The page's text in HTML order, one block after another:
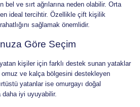
bel ve sırt ağrılarına neden olabilir. Orta
ideal tercihtir. Özellikle çift kişilik
sağlamak önemlidir.
Göre Seçim
kişiler için farklı destek sunan yataklar
ve kalça bölgesini destekleyen
yatanlar ise omurgayı doğal
iyi uyuyabilir.